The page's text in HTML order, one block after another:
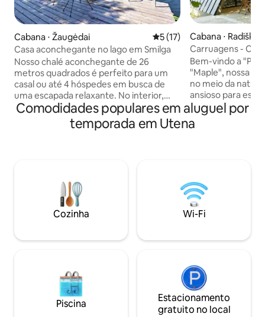
Cabana ⋅ Žaugėdai 5 de uma avaliação média
5 (17)
Casa aconchegante no lago em Smilga
Nosso chalé aconchegante de 26
metros quadrados é perfeito para um
casal ou até 4 hóspedes em busca de
uma escapada relaxante. No interior,
você encontrará uma kitchenette, uma
área de jantar, uma cama de casal,
opções de dormitório adicionais e um
aconchego. O amplo terraço coberto é
perfeito para o café da manhã ou para
relaxar à noite. A banheira de
hidromassagem ao lado do terraço
aconchegantes sob o céu aberto (preço:
Cabana ⋅ Radiškis
Carruagens -
Maple
Bem-vindo a
"Maple", nossa
no meio da
ansioso para
e passar um
amigo (s)
(s), este é o lugar
segundo dia - 30
pelas trilhas da
apenas para
festas não são
Comodidades populares em aluguel por
temporada em Utena
Cozinha Wi-Fi
Piscina
Estacionamento
gratuito no local